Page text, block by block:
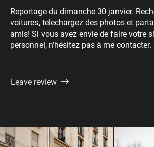
Reportage du dimanche 30 janvier.
voitures, telechargez des photos et
amis! Si vous avez envie de faire votre
personnel, n’hésitez pas à me contacter.
Leave review